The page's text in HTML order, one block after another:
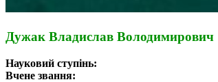
Дужак Владислав Володимирович
Науковий ступінь:
Вчене звання: